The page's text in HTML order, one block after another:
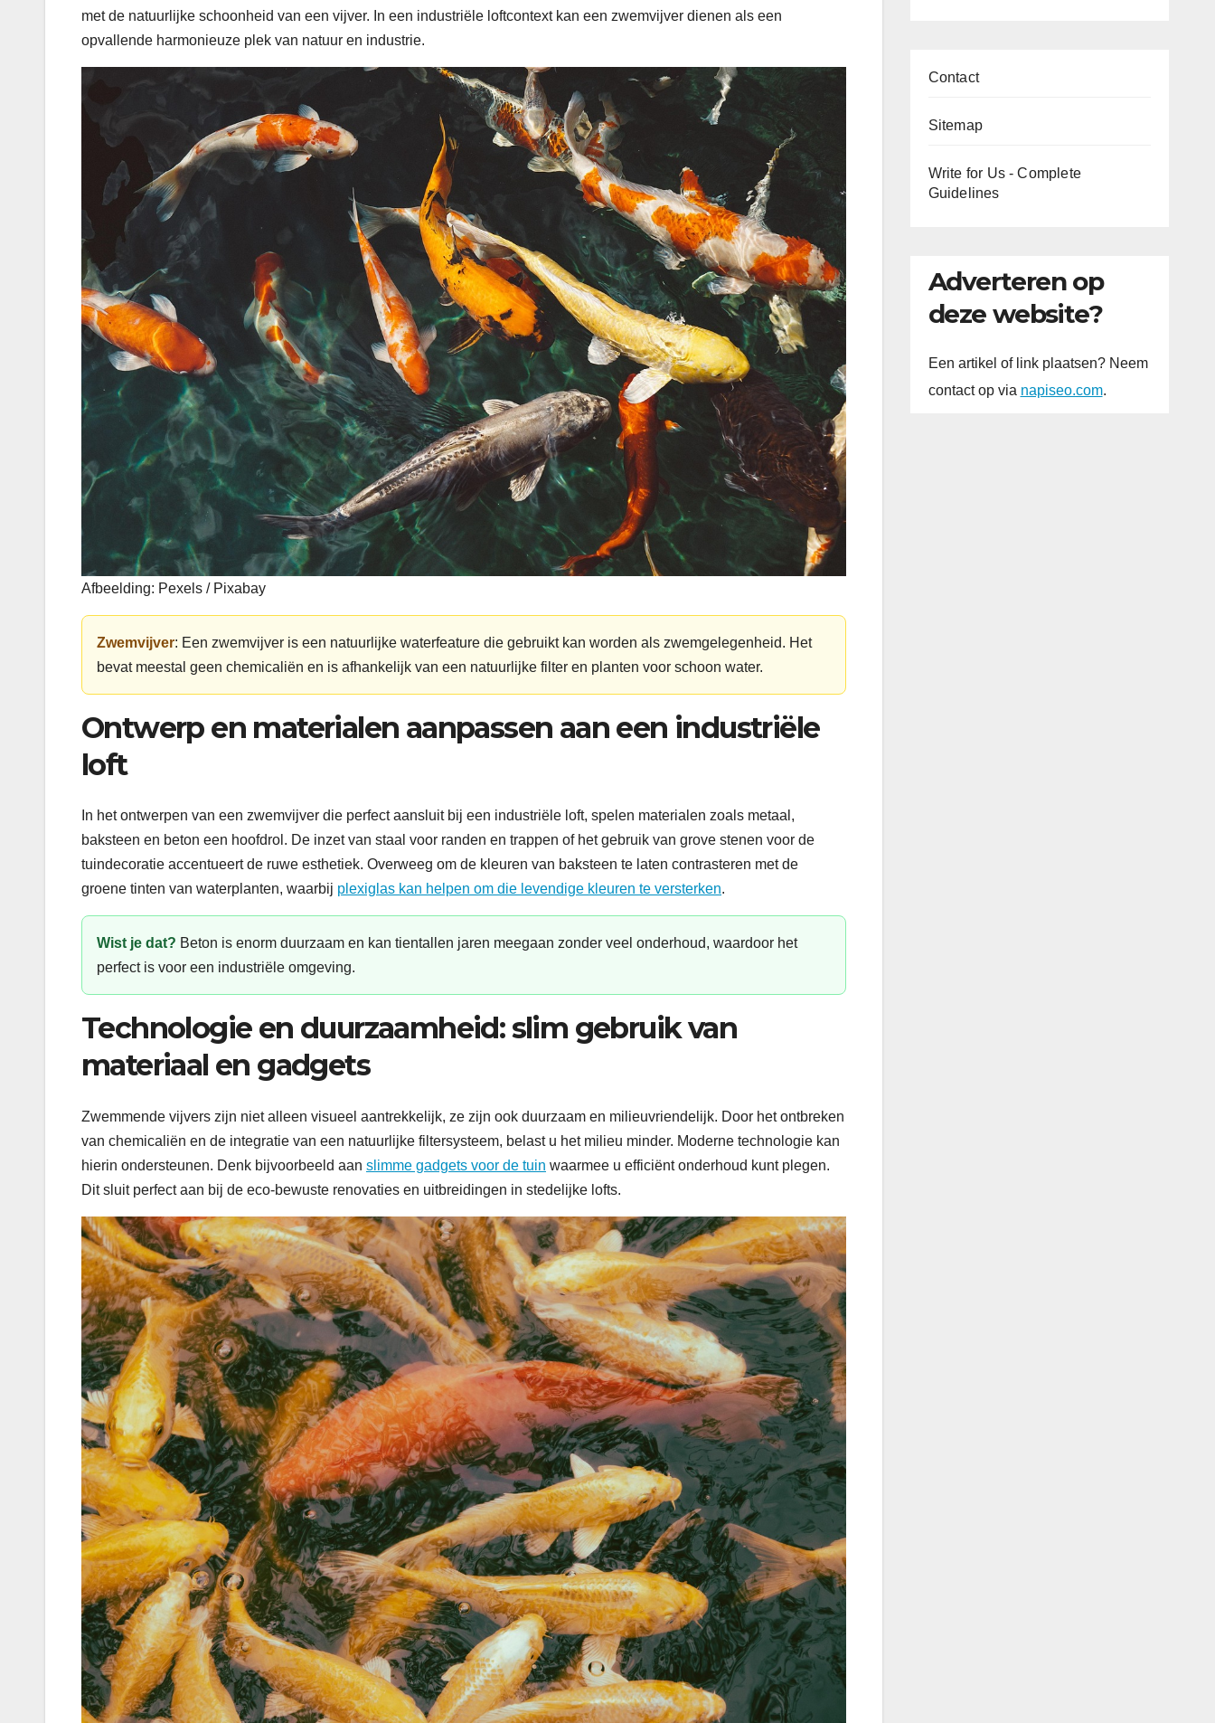
met de natuurlijke schoonheid van een vijver. In een industriële loftcontext kan een zwemvijver dienen als een
opvallende harmonieuze plek van natuur en industrie.
Afbeelding: Pexels / Pixabay
Zwemvijver: Een zwemvijver is een natuurlijke waterfeature die gebruikt kan worden als zwemgelegenheid. Het
bevat meestal geen chemicaliën en is afhankelijk van een natuurlijke filter en planten voor schoon water.
Ontwerp en materialen aanpassen aan een industriële
loft
In het ontwerpen van een zwemvijver die perfect aansluit bij een industriële loft, spelen materialen zoals metaal,
baksteen en beton een hoofdrol. De inzet van staal voor randen en trappen of het gebruik van grove stenen voor de
tuindecoratie accentueert de ruwe esthetiek. Overweeg om de kleuren van baksteen te laten contrasteren met de
groene tinten van waterplanten, waarbij plexiglas kan helpen om die levendige kleuren te versterken.
Wist je dat? Beton is enorm duurzaam en kan tientallen jaren meegaan zonder veel onderhoud, waardoor het
perfect is voor een industriële omgeving.
Technologie en duurzaamheid: slim gebruik van
materiaal en gadgets
Zwemmende vijvers zijn niet alleen visueel aantrekkelijk, ze zijn ook duurzaam en milieuvriendelijk. Door het ontbreken
van chemicaliën en de integratie van een natuurlijke filtersysteem, belast u het milieu minder. Moderne technologie kan
hierin ondersteunen. Denk bijvoorbeeld aan slimme gadgets voor de tuin waarmee u efficiënt onderhoud kunt plegen.
Dit sluit perfect aan bij de eco-bewuste renovaties en uitbreidingen in stedelijke lofts.
Contact
Sitemap
Write for Us - Complete
Guidelines
Adverteren op
deze website?
Een artikel of link plaatsen? Neem
contact op via napiseo.com.